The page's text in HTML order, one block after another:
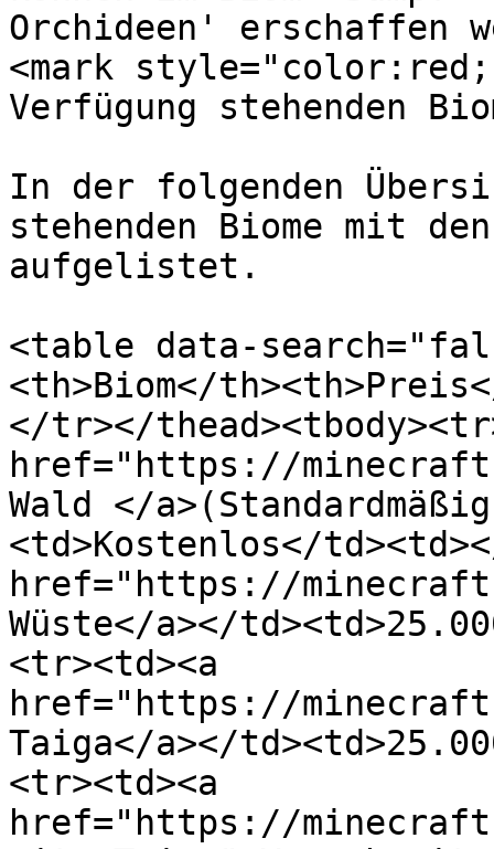
Orchideen' erschaffen
<mark
Verfügung stehenden
In der folgenden
stehenden Biome mit
aufgelistet.
<table data-
<th>Biom</
</tr></
href="https://
Wald </
<td>Kostenlos</
href="https://
Wüste</a></
<tr><td><a
href="https://
Taiga</a></
<tr><td><a
href="https://